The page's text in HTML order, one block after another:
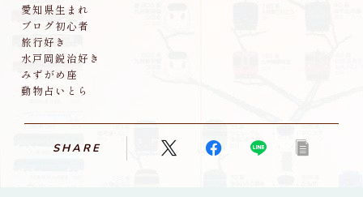
愛知県生まれ
ブログ初心者
旅行好き
水戸岡鋭治好き
みずがめ座
動物占いとら
SHARE